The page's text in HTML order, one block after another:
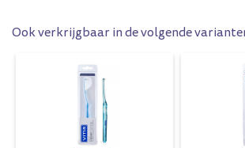
Ook verkrijgbaar in de volgende